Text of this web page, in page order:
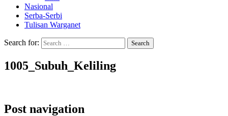
Nasional
Serba-Serbi
Tulisan Warganet
Search for:
1005_Subuh_Keliling
Post navigation